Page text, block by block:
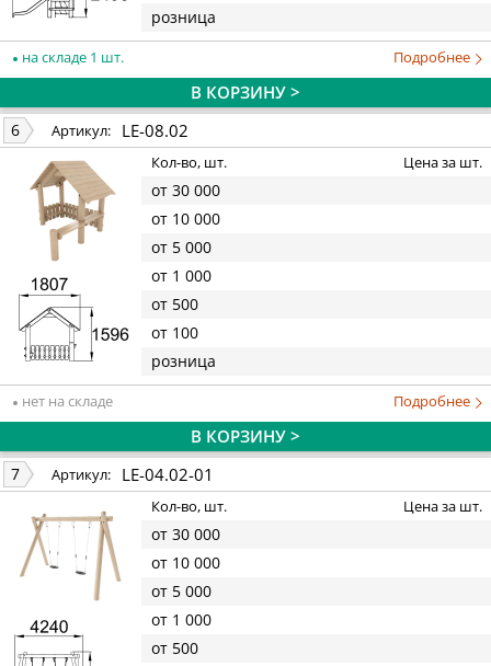
розница
на складе 1 шт. Подробнее
В КОРЗИНУ >
6 Артикул: LE-08.02
Кол-во, шт. Цена за шт.
от 30 000
от 10 000
от 5 000
от 1 000
от 500
от 100
розница
нет на складе Подробнее
В КОРЗИНУ >
7 Артикул: LE-04.02-01
Кол-во, шт. Цена за шт.
от 30 000
от 10 000
от 5 000
от 1 000
от 500